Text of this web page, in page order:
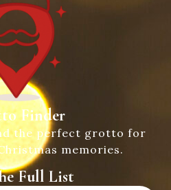
Finder
the perfect grotto for
memories.
Full List